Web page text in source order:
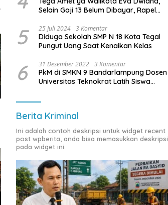
Selain Gaji 13 Belum Dibayar, Rapel
Dibayar
5 25 Juli 2024 3 Komentar
Diduga Sekolah SMP N 18 Kota Tegal
Pungut Uang Saat Kenaikan Kelas
6 31 Desember 2022 3 Komentar
PkM di SMKN 9 Bandarlampung Dosen
Universitas Teknokrat Latih Siswa
Berita Kriminal
Ini adalah contoh deskripsi untuk widget recent
post wpberita, anda bisa memasukkan deskripsi
pada widget ini.